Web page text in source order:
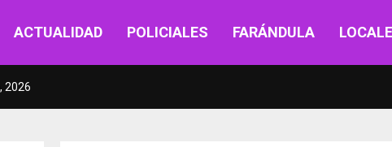
ACTUALIDAD POLICIALES FARÁNDULA
2026